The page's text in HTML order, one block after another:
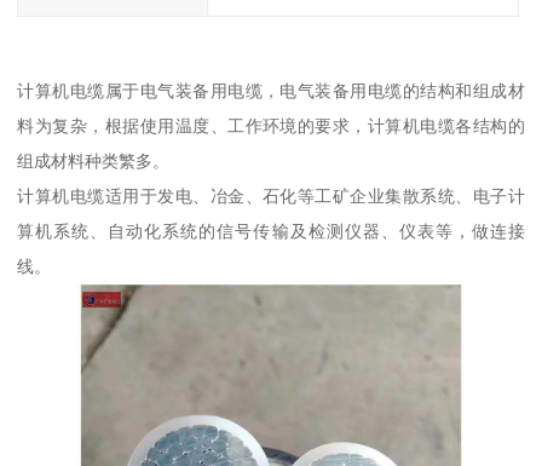
计算机电缆属于电气装备用电缆，电气装备用电缆的结构和组成材
料为复杂，根据使用温度、工作环境的要求，计算机电缆各结构的
组成材料种类繁多。
计算机电缆适用于发电、冶金、石化等工矿企业集散系统、电子计
算机系统、自动化系统的信号传输及检测仪器、仪表等，做连接
线。